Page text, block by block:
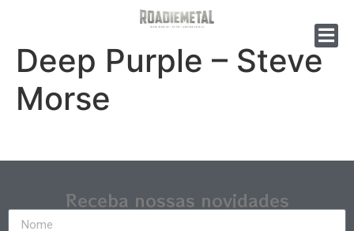
Deep Purple – Steve
Morse
Receba nossas novidades